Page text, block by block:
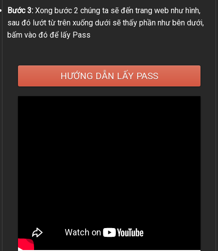
Bước 3: Xong bước 2 chúng ta sẽ đến trang web như hình,
sau đó lướt từ trên xuống dưới sẽ thấy phần như bên dưới,
bấm vào đó để lấy Pass
HƯỚNG DẪN LẤY PASS